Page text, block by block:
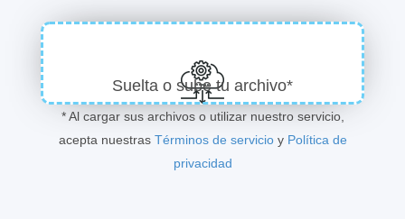
Suelta o sube tu archivo*
* Al cargar sus archivos o utilizar nuestro servicio,
acepta nuestras Términos de servicioy Política de
privacidad